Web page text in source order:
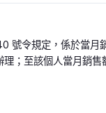
號令規定，係於當月
；至該個人當月銷